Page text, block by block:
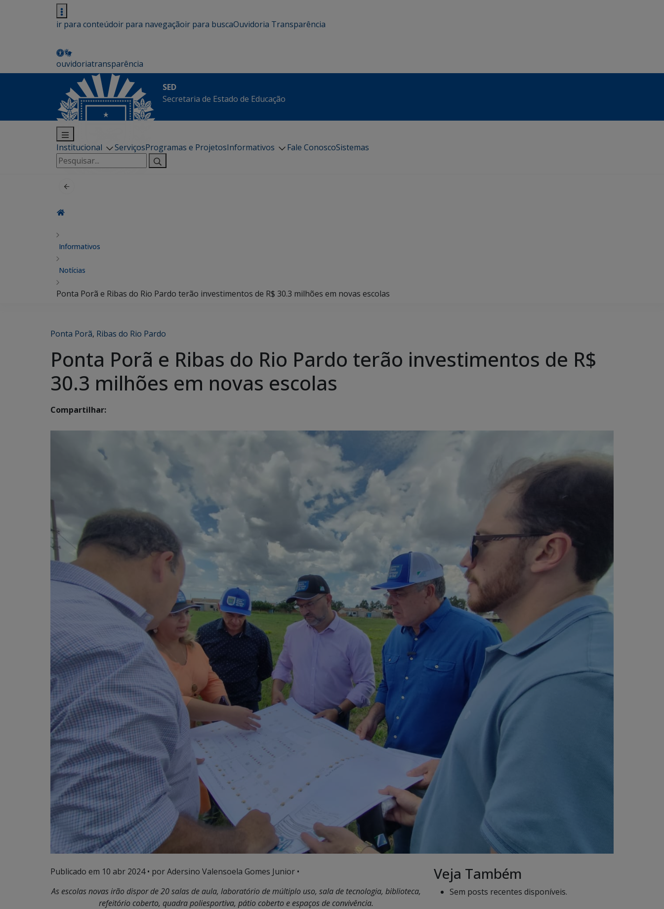
ir para conteúdoir para navegaçãoir para buscaOuvidoria Transparência
ouvidoriatransparência
SED
Secretaria de Estado de Educação
Institucional ServiçosProgramas e ProjetosInformativos Fale ConoscoSistemas
Pesquisar
por:
Informativos
Notícias
Ponta Porã e Ribas do Rio Pardo terão investimentos de R$ 30.3 milhões em novas escolas
Ponta Porã, Ribas do Rio Pardo
Ponta Porã e Ribas do Rio Pardo terão investimentos de R$
30.3 milhões em novas escolas
Compartilhar:
Publicado em 10 abr 2024• por Adersino Valensoela Gomes Junior •
As escolas novas irão dispor de 20 salas de aula, laboratório de múltiplo uso, sala de tecnologia, biblioteca,
refeitório coberto, quadra poliesportiva, pátio coberto e espaços de convivência.
Veja Também
Sem posts recentes disponíveis.